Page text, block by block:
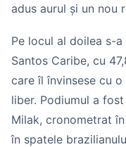
adus aurul și un nou
Pe locul al doilea s-
Santos Caribe, cu
care îl învinsese cu
liber. Podiumul a
Milak, cronometrat
în spatele